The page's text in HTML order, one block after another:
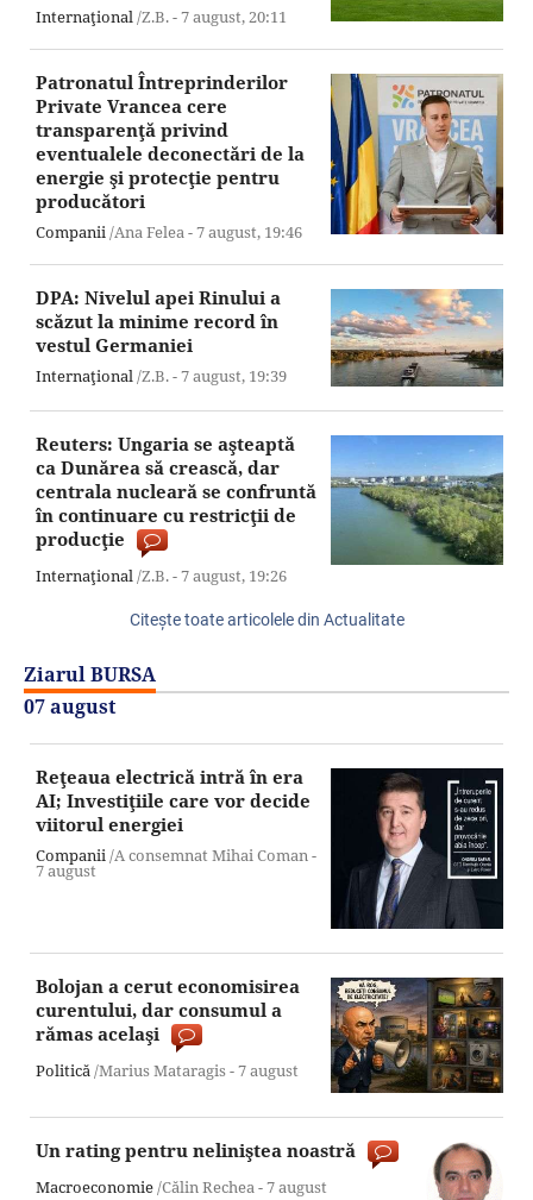
Internaţional/Z.B. -7 august,20:11
Patronatul Întreprinderilor
Private Vrancea cere
transparenţă privind
eventualele deconectări de la
energie şi protecţie pentru
producători
Companii/Ana Felea -7 august, 19:46
DPA: Nivelul apei Rinului a
scăzut la minime record în
vestul Germaniei
Internaţional/Z.B. -7 august, 19:39
Reuters: Ungaria se aşteaptă
ca Dunărea să crească, dar
centrala nucleară se confruntă
în continuare cu restricţii de
producţie
Internaţional/Z.B. -7 august, 19:26
Citeşte toate articolele din Actualitate
Ziarul BURSA
07 august
Reţeaua electrică intră în era
AI; Investiţiile care vor decide
viitorul energiei
Companii/A consemnat Mihai Coman -
7 august
Bolojan a cerut economisirea
curentului, dar consumul a
rămas acelaşi
Politică/Marius Mataragis -7 august
Un rating pentru neliniştea noastră
Macroeconomie/Călin Rechea -7 august